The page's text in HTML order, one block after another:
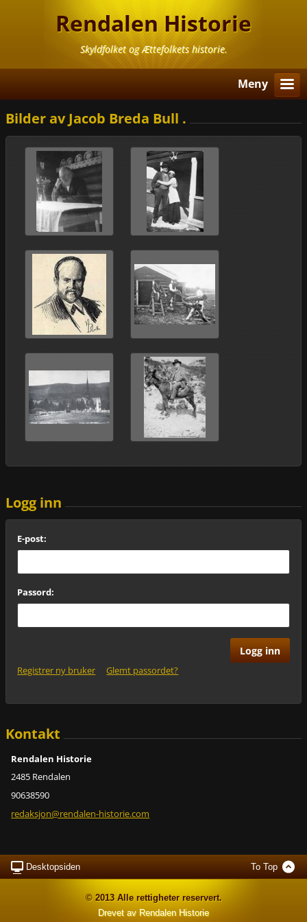
Rendalen Historie
Skyldfolket og Ættefolkets historie.
Meny
Bilder av Jacob Breda Bull .
Logg inn
E-post:
Passord:
Registrer ny bruker Glemt passordet?
Kontakt
Rendalen Historie
2485 Rendalen
90638590
redaksjon@rendalen-historie.com
Desktopsiden To Top
© 2013 Alle rettigheter reservert.
Drevet av Rendalen Historie